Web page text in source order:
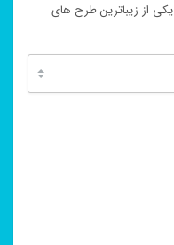
یکی از زیباترین طرح های